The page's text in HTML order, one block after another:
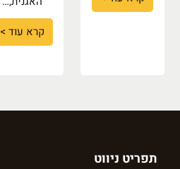
קרא עוד >
תפריט ניווט